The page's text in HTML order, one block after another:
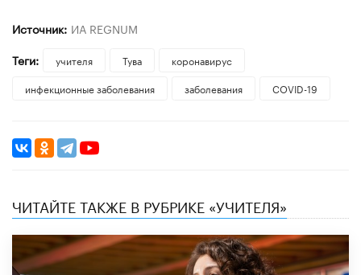
Источник: ИА REGNUM
Теги:
учителя Тува
коронавирус
инфекционные заболевания
заболевания COVID-19
ЧИТАЙТЕ ТАКЖЕ В РУБРИКЕ «УЧИТЕЛЯ»